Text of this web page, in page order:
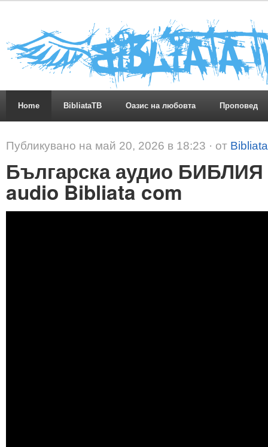
Home BibliataTB Оазис на любовта Проповед
Публикувано на май 20, 2026 в 18:23 · от
Българска аудио БИБЛИЯ
audio Bibliata com